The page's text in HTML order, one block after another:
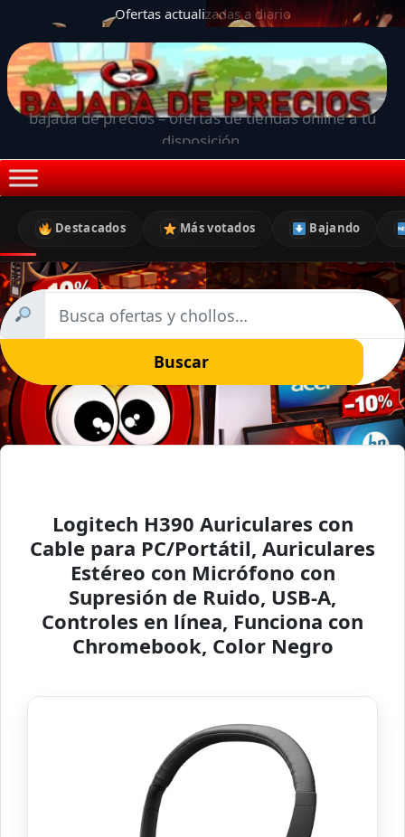
Ofertas actualizadas a diario
bajada de precios – ofertas de tiendas online a tu
disposición.
Destacados Más votados Bajando
Buscar
Logitech H390 Auriculares con
Cable para PC/Portátil, Auriculares
Estéreo con Micrófono con
Supresión de Ruido, USB-A,
Controles en línea, Funciona con
Chromebook, Color Negro